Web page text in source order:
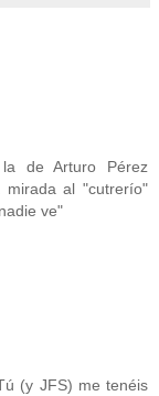
de Arturo Pérez
al "cutrerío"
ve"
(y JFS) me tenéis